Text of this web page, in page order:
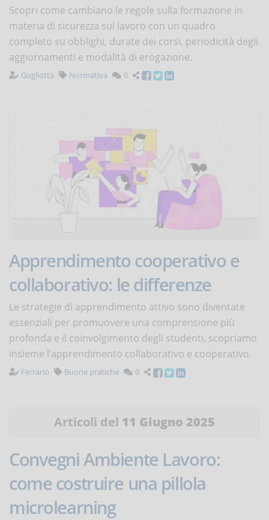
Scopri come cambiano le regole sulla formazione in
materia di sicurezza sul lavoro con un quadro
completo su obblighi, durate dei corsi, periodicità degli
aggiornamenti e modalità di erogazione.
Gugliotta Normativa 0
Apprendimento cooperativo e
collaborativo: le differenze
Le strategie di apprendimento attivo sono diventate
essenziali per promuovere una comprensione più
profonda e il coinvolgimento degli studenti, scopriamo
insieme l’apprendimento collaborativo e cooperativo.
Ferrario Buone pratiche 0
Articoli del 11 Giugno 2025
Convegni Ambiente Lavoro:
come costruire una pillola
microlearning